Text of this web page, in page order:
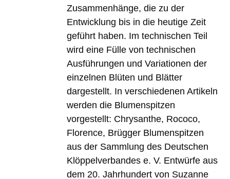
Zusammenhänge, die zu der
Entwicklung bis in die heutige Zeit
geführt haben. Im technischen Teil
wird eine Fülle von technischen
Ausführungen und Variationen der
einzelnen Blüten und Blätter
dargestellt. In verschiedenen Artikeln
werden die Blumenspitzen
vorgestellt: Chrysanthe, Rococo,
Florence, Brügger Blumenspitzen
aus der Sammlung des Deutschen
Klöppelverbandes e. V. Entwürfe aus
dem 20. Jahrhundert von Suzanne